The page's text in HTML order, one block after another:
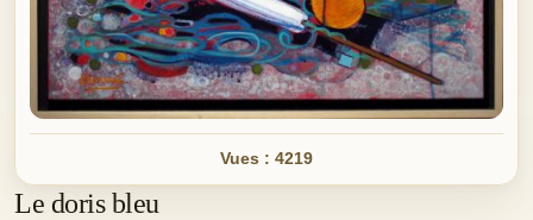
Vues : 4219
Le doris bleu